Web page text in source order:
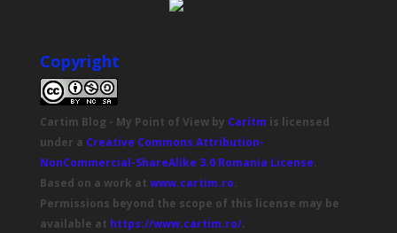
Copyright
Cartim Blog - My Point of Viewby Caritm is licensed
under a Creative Commons Attribution-
NonCommercial-ShareAlike 3.0 Romania License.
Based on a work at www.cartim.ro.
Permissions beyond the scope of this license may be
available at https://www.cartim.ro/.